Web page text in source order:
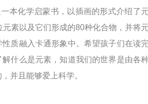
本化学启蒙书，以插画的形式介绍了
元素以及它们形成的80种化合物，并将
质融入卡通形象中。希望孩子们在读
什么是元素，知道我们的世界是由各
并且能够爱上科学。